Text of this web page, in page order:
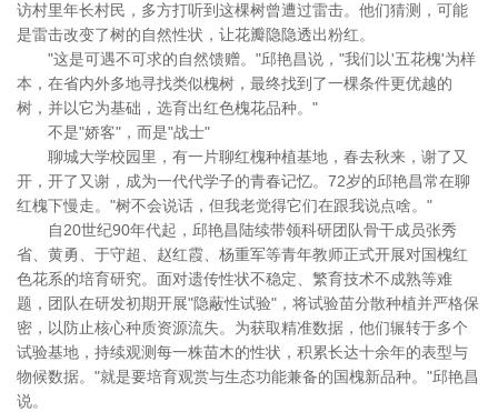
访村里年长村民，多方打听到这棵树曾遭过雷击。他们猜测，可能
是雷击改变了树的自然性状，让花瓣隐隐透出粉红。
"这是可遇不可求的自然馈赠。"邱艳昌说，"我们以'五花槐'为样
本，在省内外多地寻找类似槐树，最终找到了一棵条件更优越的
树，并以它为基础，选育出红色槐花品种。"
不是"娇客"，而是"战士"
聊城大学校园里，有一片聊红槐种植基地，春去秋来，谢了又
开，开了又谢，成为一代代学子的青春记忆。72岁的邱艳昌常在聊
红槐下慢走。"树不会说话，但我老觉得它们在跟我说点啥。"
自20世纪90年代起，邱艳昌陆续带领科研团队骨干成员张秀
省、黄勇、于守超、赵红霞、杨重军等青年教师正式开展对国槐红
色花系的培育研究。面对遗传性状不稳定、繁育技术不成熟等难
题，团队在研发初期开展"隐蔽性试验"，将试验苗分散种植并严格保
密，以防止核心种质资源流失。为获取精准数据，他们辗转于多个
试验基地，持续观测每一株苗木的性状，积累长达十余年的表型与
物候数据。"就是要培育观赏与生态功能兼备的国槐新品种。"邱艳昌
说。